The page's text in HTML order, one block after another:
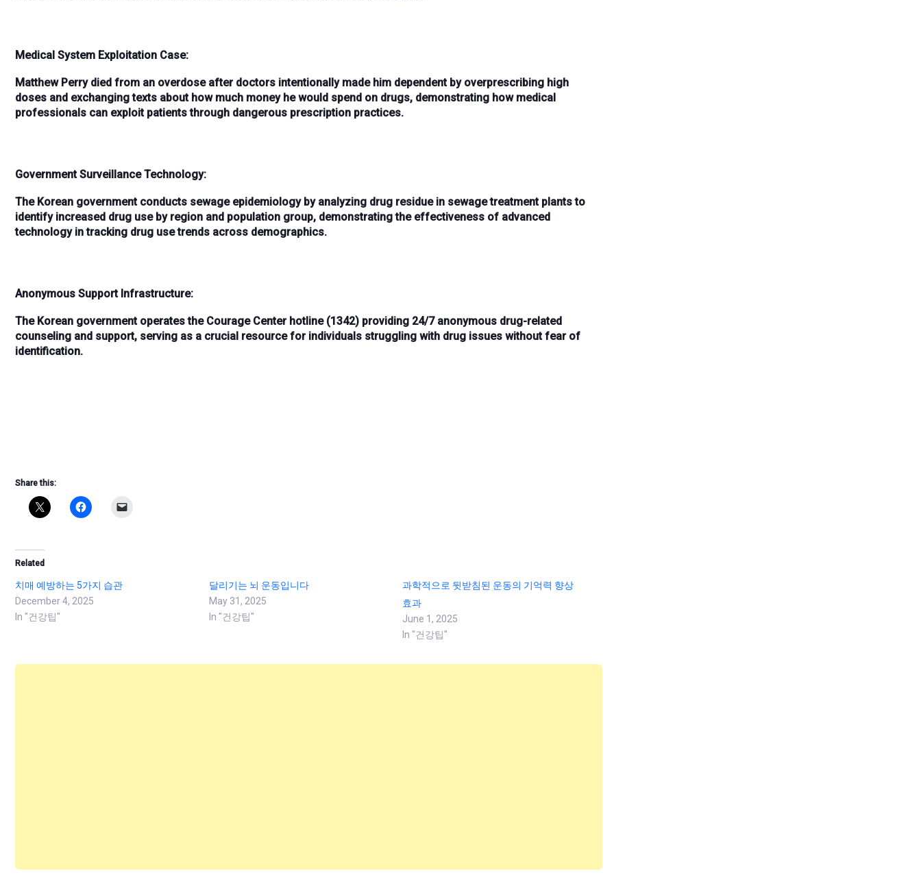
Medical System Exploitation Case:
Matthew Perrydied from an overdose after doctors intentionally made him dependentby overprescribing high
doses and exchanging texts about how much money he would spend on drugs, demonstrating how medical
professionals can exploit patients through dangerous prescription practices.
Government Surveillance Technology:
The Korean governmentconducts sewage epidemiologyby analyzing drug residue in sewage treatment plantsto
identify increased drug use by region and population group, demonstrating the effectiveness of advanced
technologyin tracking drug use trends across demographics.
Anonymous Support Infrastructure:
The Korean governmentoperates the Courage Center hotline (1342) providing 24/7 anonymous drug-related
counseling and support, serving as a crucial resourcefor individuals struggling with drug issues without fear of
identification.
Share this:
Related
치매 예방하는 5가지 습관
December 4, 2025
In "건강팁"
달리기는 뇌 운동입니다
May 31, 2025
In "건강팁"
과학적으로 뒷받침된 운동의 기억력 향상
효과
June 1, 2025
In "건강팁"